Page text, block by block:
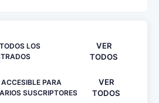
LOS
VER
TODOS
ACCESIBLE PARA
SUSCRIPTORES
VER
TODOS